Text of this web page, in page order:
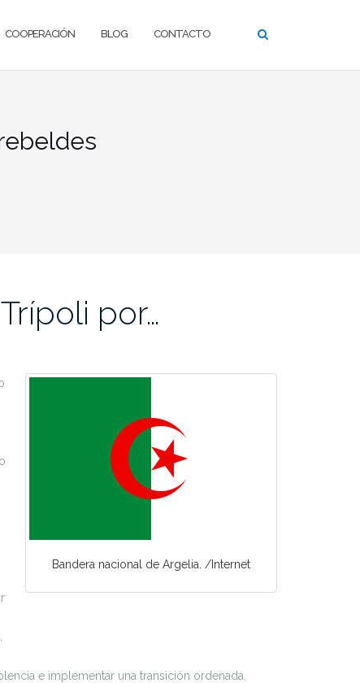
COOPERACIÓN BLOG CONTACTO
por…
Bandera nacional de Argelia. /Internet
e implementar una transición ordenada,